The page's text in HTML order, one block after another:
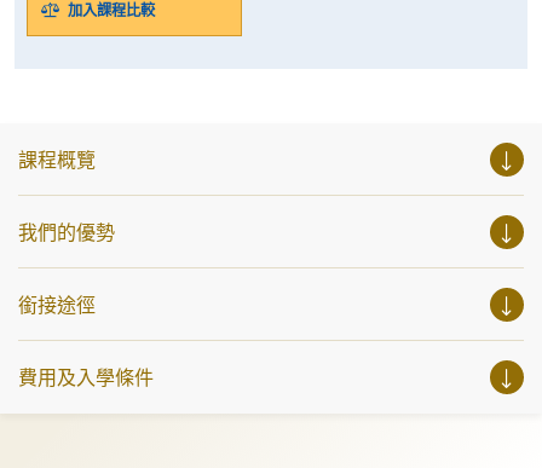
加入課程比較
課程概覽
我們的優勢
銜接途徑
費用及入學條件